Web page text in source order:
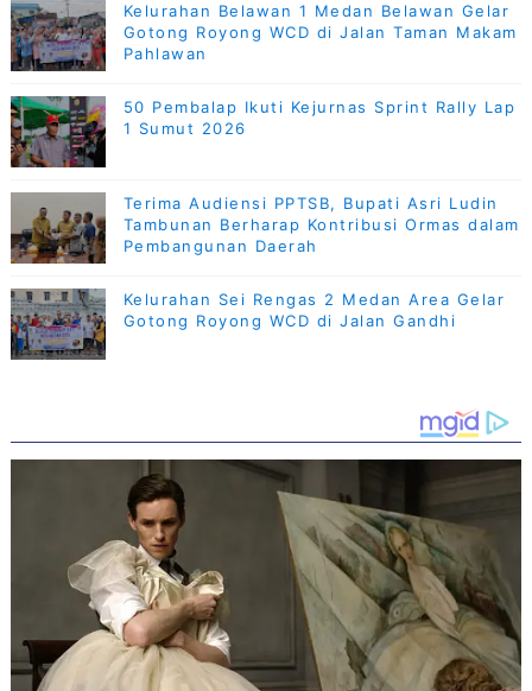
Kelurahan Belawan 1 Medan Belawan Gelar
Gotong Royong WCD di Jalan Taman Makam
Pahlawan
50 Pembalap Ikuti Kejurnas Sprint Rally Lap
1 Sumut 2026
Terima Audiensi PPTSB, Bupati Asri Ludin
Tambunan Berharap Kontribusi Ormas dalam
Pembangunan Daerah
Kelurahan Sei Rengas 2 Medan Area Gelar
Gotong Royong WCD di Jalan Gandhi